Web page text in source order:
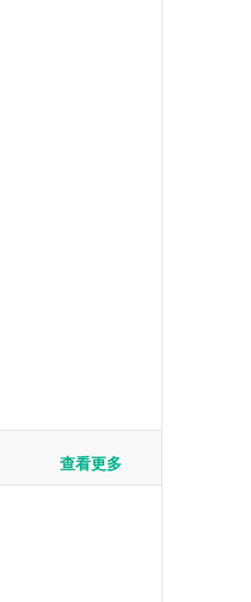
查看更多